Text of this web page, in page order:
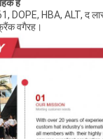
हैं
DOPE, HBA, ALT, द
वगैरह।